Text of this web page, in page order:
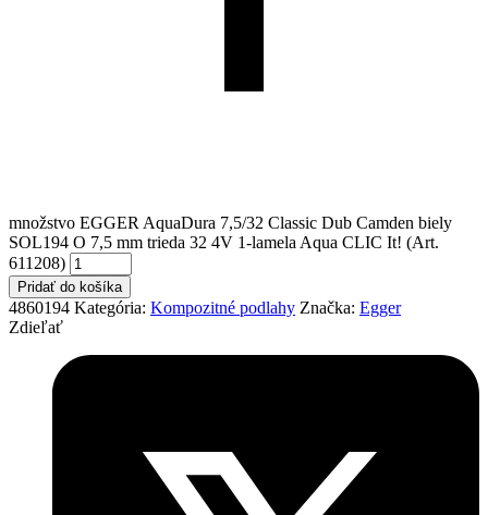
množstvo EGGER AquaDura 7,5/32 Classic Dub Camden biely
SOL194 O 7,5 mm trieda 32 4V 1-lamela Aqua CLIC It! (Art.
611208)
Pridať do košíka
4860194 Kategória: Kompozitné podlahy Značka: Egger
Zdieľať